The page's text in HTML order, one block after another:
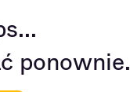
ponownie.